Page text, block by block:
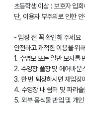
초등학생 이상 : 보호자 입
단, 이용자 부주의로 인한
- 입장 전 꼭 확인해 주세요
안전하고 쾌적한 이용을 위
1. 수영모 또는 일반 모자를
2. 수영장 풀장 및 에어바운
3. 한 번 퇴장하시면 재입장
4. 수영장 내 쉼터 및 파라
5. 외부 음식물 반입 및 개